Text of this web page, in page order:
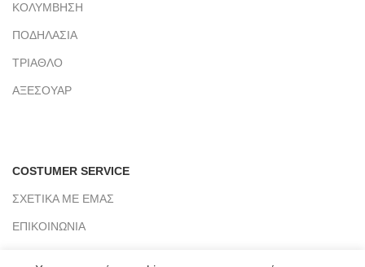
ΚΟΛΥΜΒΗΣΗ
ΠΟΔΗΛΑΣΙΑ
ΤΡΙΑΘΛΟ
ΑΞΕΣΟΥΑΡ
COSTUMER SERVICE
ΣΧΕΤΙΚΑ ΜΕ ΕΜΑΣ
ΕΠΙΚΟΙΝΩΝΙΑ